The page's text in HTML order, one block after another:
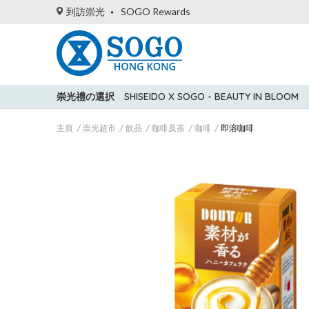
到訪崇光 SOGO Rewards
崇光禮の選択 SHISEIDO X SOGO - BEAUTY IN BLOOM
主頁 崇光超市 飲品 咖啡及茶 咖啡 即溶咖啡